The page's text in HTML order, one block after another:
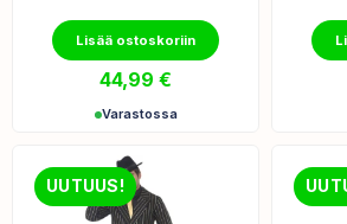
Lisää ostoskoriin
44,99 €
Varastossa
UUTUUS!